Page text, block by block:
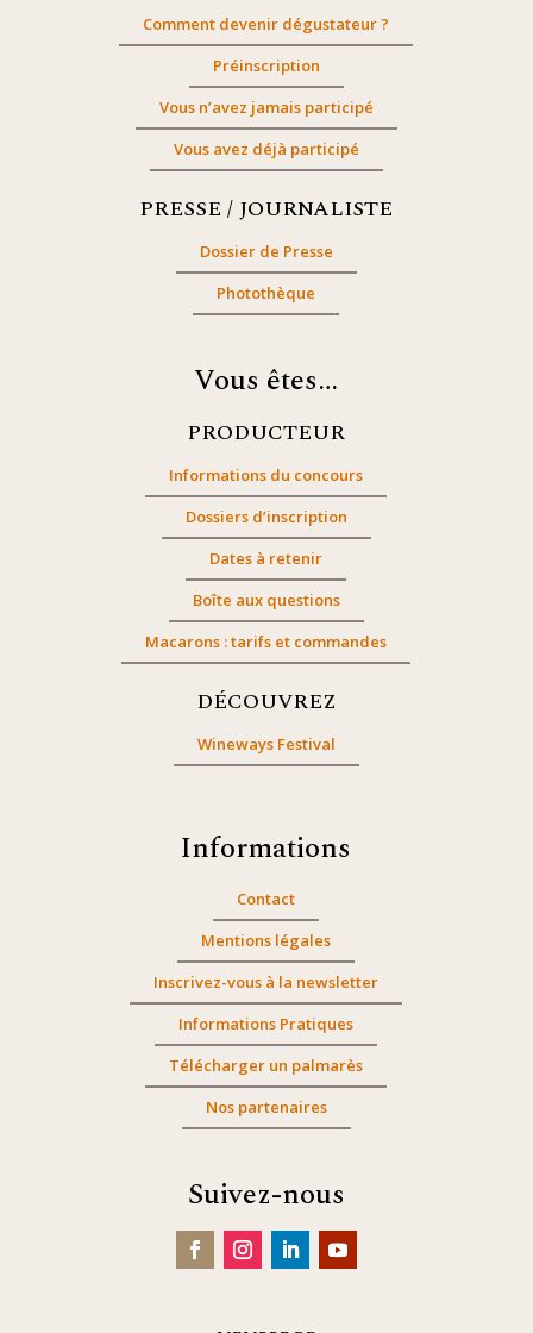
Comment devenir dégustateur ?
Préinscription
Vous n’avez jamais participé
Vous avez déjà participé
PRESSE / JOURNALISTE
Dossier de Presse
Photothèque
Vous êtes…
PRODUCTEUR
Informations du concours
Dossiers d’inscription
Dates à retenir
Boîte aux questions
Macarons : tarifs et commandes
DÉCOUVREZ
Wineways Festival
Informations
Contact
Mentions légales
Inscrivez-vous à la newsletter
Informations Pratiques
Télécharger un palmarès
Nos partenaires
Suivez-nous